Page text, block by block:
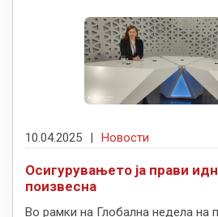
10.04.2025 Новости
Осигурувањето ја прави
поизвесна
Во рамки на Глобална недела на